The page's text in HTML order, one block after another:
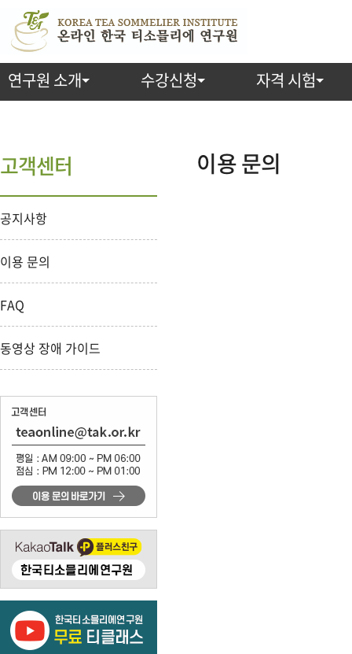
연구원 소개 수강신청 자격 시험
이용 문의
고객센터
공지사항
이용 문의
FAQ
동영상 장애 가이드